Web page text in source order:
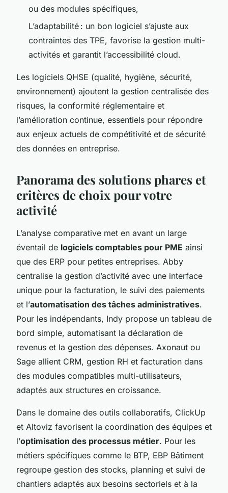
ou des modules spécifiques,
L’adaptabilité : un bon logiciel s’ajuste aux
contraintes des TPE, favorise la gestion multi-
activités et garantit l’accessibilité cloud.
Les logiciels QHSE (qualité, hygiène, sécurité,
environnement) ajoutent la gestion centralisée des
risques, la conformité réglementaire et
l’amélioration continue, essentiels pour répondre
aux enjeux actuels de compétitivité et de sécurité
des données en entreprise.
Panorama des solutions phares et
critères de choix pour votre
activité
L’analyse comparative met en avant un large
éventail de logiciels comptables pour PME ainsi
que des ERP pour petites entreprises. Abby
centralise la gestion d’activité avec une interface
unique pour la facturation, le suivi des paiements
et l’automatisation des tâches administratives.
Pour les indépendants, Indy propose un tableau de
bord simple, automatisant la déclaration de
revenus et la gestion des dépenses. Axonaut ou
Sage allient CRM, gestion RH et facturation dans
des modules compatibles multi-utilisateurs,
adaptés aux structures en croissance.
Dans le domaine des outils collaboratifs, ClickUp
et Altoviz favorisent la coordination des équipes et
l’optimisation des processus métier. Pour les
métiers spécifiques comme le BTP, EBP Bâtiment
regroupe gestion des stocks, planning et suivi de
chantiers adaptés aux besoins sectoriels et à la